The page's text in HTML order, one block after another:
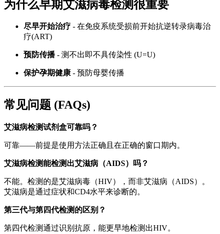
为什么早期艾滋病毒检测很重要
尽早开始治疗 - 在免疫系统受损前开始抗逆转录病毒治
疗(ART)
预防传播- 测不出即不具传染性 (U=U)
保护孕期健康- 预防母婴传播
常见问题 (FAQs)
艾滋病检测试剂盒可靠吗？
可靠——前提是使用方法正确且在正确的窗口期内。
艾滋病检测能检测出艾滋病（AIDS）吗？
不能。检测的是艾滋病毒（HIV），而非艾滋病（AIDS）。
艾滋病是通过症状和CD4水平来诊断的。
第三代与第四代检测的区别？
第四代检测通过识别抗原，能更早地检测出HIV。